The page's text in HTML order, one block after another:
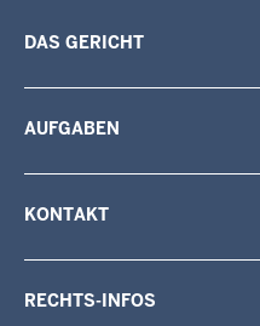
DAS GERICHT
AUFGABEN
KONTAKT
RECHTS-INFOS